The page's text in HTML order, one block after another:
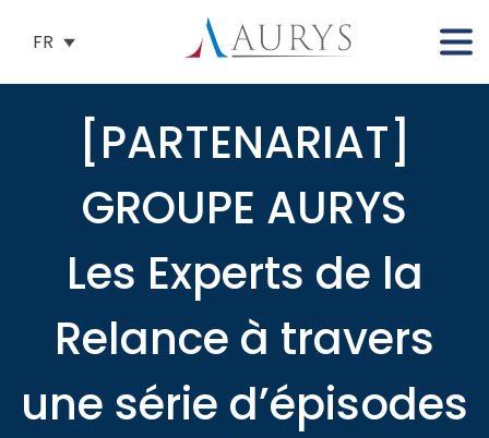
FR
[PARTENARIAT]
GROUPE AURYS
Les Experts de la
Relance à travers
une série d’épisodes